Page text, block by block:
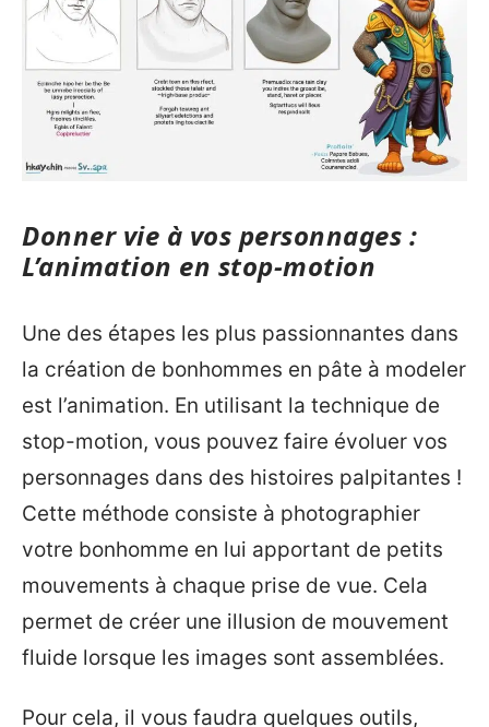
Donner vie à vos personnages :
L’animation en stop-motion
Une des étapes les plus passionnantes dans
la création de bonhommes en pâte à modeler
est l’animation. En utilisant la technique de
stop-motion, vous pouvez faire évoluer vos
personnages dans des histoires palpitantes !
Cette méthode consiste à photographier
votre bonhomme en lui apportant de petits
mouvements à chaque prise de vue. Cela
permet de créer une illusion de mouvement
fluide lorsque les images sont assemblées.
Pour cela, il vous faudra quelques outils,